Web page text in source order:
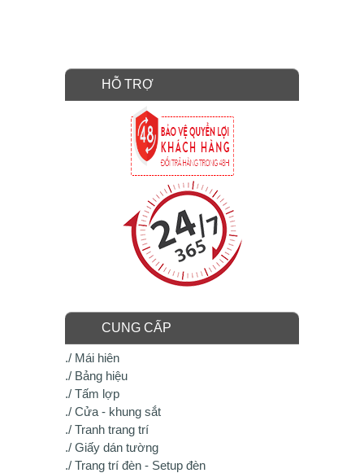
HỖ TRỢ
CUNG CẤP
./ Mái hiên
./ Bảng hiệu
./ Tấm lợp
./ Cửa - khung sắt
./ Tranh trang trí
./ Giấy dán tường
./ Trang trí đèn - Setup đèn